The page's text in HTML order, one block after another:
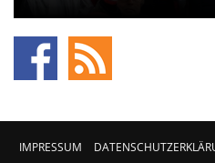
IMPRESSUM